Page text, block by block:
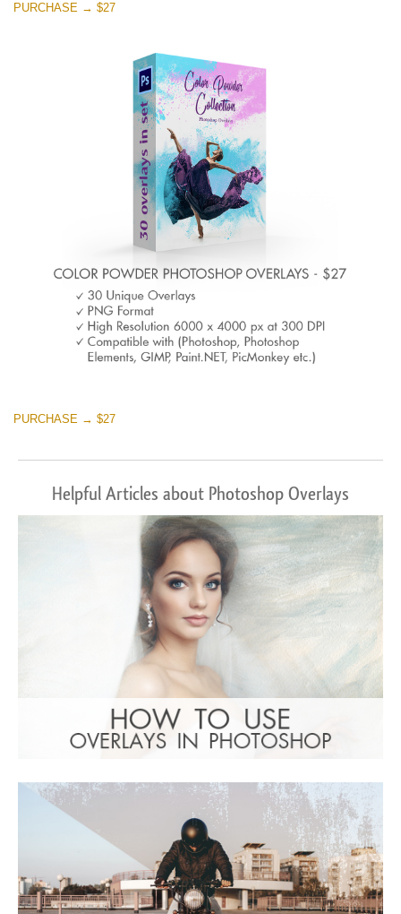
PURCHASE → $27
PURCHASE → $27
Helpful Articles about Photoshop Overlays